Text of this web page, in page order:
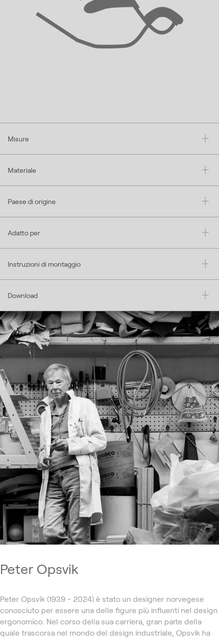
Misure
Materiale
Paese di origine
Adatto per
Instruzioni di montaggio
Download
Peter Opsvik
Peter Opsvik (1939 - 2024) è stato un designer norvegese
conosciuto per essere una delle figure più influenti nel design
ergonomico. Nel corso della sua carriera, gran parte della
quale trascorsa nel mondo del design industriale, Opsvik ha